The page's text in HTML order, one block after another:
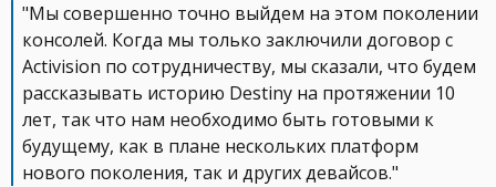
"Мы совершенно точно выйдем на этом поколении
консолей. Когда мы только заключили договор с
Activision по сотрудничеству, мы сказали, что будем
рассказывать историю Destiny на протяжении 10
лет, так что нам необходимо быть готовыми к
будущему, как в плане нескольких платформ
нового поколения, так и других девайсов."